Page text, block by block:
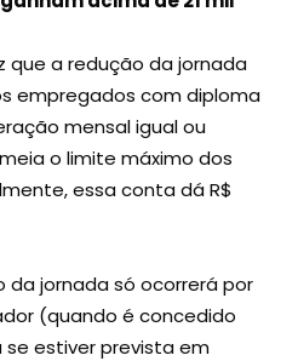
a redução da jornada
empregados com diploma
mensal igual ou
o limite máximo dos
essa conta dá R$
da jornada só ocorrerá por
(quando é concedido
estiver prevista em